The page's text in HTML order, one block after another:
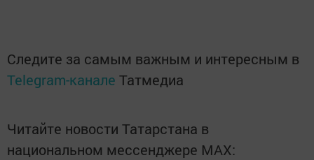
Следите за самым важным и интересным в
Telegram-канале Татмедиа
Читайте новости Татарстана в
национальном мессенджере MАХ: